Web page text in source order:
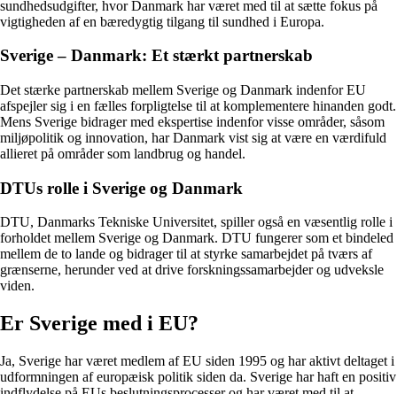
sundhedsudgifter, hvor Danmark har været med til at sætte fokus på
vigtigheden af en bæredygtig tilgang til sundhed i Europa.
Sverige – Danmark: Et stærkt partnerskab
Det stærke partnerskab mellem Sverige og Danmark indenfor EU
afspejler sig i en fælles forpligtelse til at komplementere hinanden godt.
Mens Sverige bidrager med ekspertise indenfor visse områder, såsom
miljøpolitik og innovation, har Danmark vist sig at være en værdifuld
allieret på områder som landbrug og handel.
DTUs rolle i Sverige og Danmark
DTU, Danmarks Tekniske Universitet, spiller også en væsentlig rolle i
forholdet mellem Sverige og Danmark. DTU fungerer som et bindeled
mellem de to lande og bidrager til at styrke samarbejdet på tværs af
grænserne, herunder ved at drive forskningssamarbejder og udveksle
viden.
Er Sverige med i EU?
Ja, Sverige har været medlem af EU siden 1995 og har aktivt deltaget i
udformningen af europæisk politik siden da. Sverige har haft en positiv